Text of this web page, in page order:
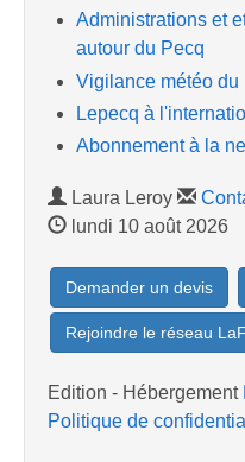
Administrations et
autour du Pecq
Vigilance météo du
Lepecq à
Abonnement à la
Laura Leroy
lundi 10 août 2026
Demander un devis
Rejoindre le réseau
Edition - Hébergement
Politique de